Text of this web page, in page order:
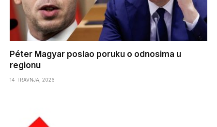
Péter Magyar poslao poruku o odnosima u
regionu
14 TRAVNJA, 2026